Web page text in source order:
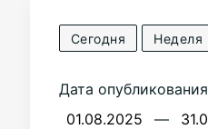
Сегодня Неделя
Дата
—